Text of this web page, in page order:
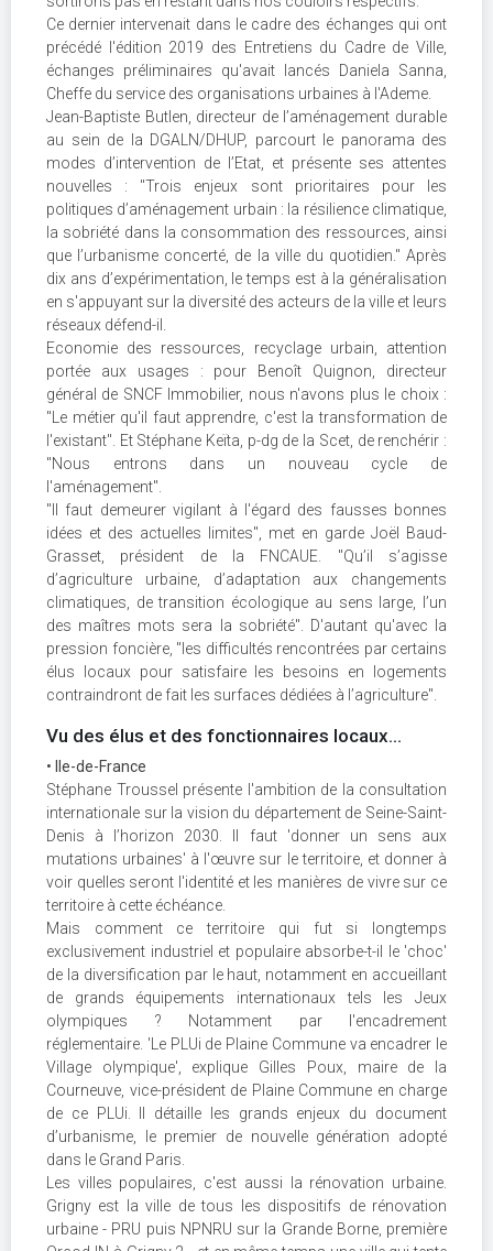
Ce dernier intervenait dans le cadre des échanges qui ont
précédé l'édition 2019 des Entretiens du Cadre de Ville,
échanges préliminaires qu'avait lancés Daniela Sanna,
Cheffe du service des organisations urbaines à l'Ademe.
Jean-Baptiste Butlen, directeur de l’aménagement durable
au sein de la DGALN/DHUP, parcourt le panorama des
modes d’intervention de l’Etat, et présente ses attentes
nouvelles : "Trois enjeux sont prioritaires pour les
politiques d’aménagement urbain : la résilience climatique,
la sobriété dans la consommation des ressources, ainsi
que l’urbanisme concerté, de la ville du quotidien." Après
dix ans d’expérimentation, le temps est à la généralisation
en s'appuyant sur la diversité des acteurs de la ville et leurs
réseaux défend-il.
Economie des ressources, recyclage urbain, attention
portée aux usages : pour Benoît Quignon, directeur
général de SNCF Immobilier, nous n'avons plus le choix :
"Le métier qu'il faut apprendre, c'est la transformation de
l'existant". Et Stéphane Keïta, p-dg de la Scet, de renchérir :
"Nous entrons dans un nouveau cycle de
l'aménagement".
"Il faut demeurer vigilant à l'égard des fausses bonnes
idées et des actuelles limites", met en garde Joël Baud-
Grasset, président de la FNCAUE. "Qu’il s’agisse
d’agriculture urbaine, d’adaptation aux changements
climatiques, de transition écologique au sens large, l’un
des maîtres mots sera la sobriété". D'autant qu'avec la
pression foncière, "les difficultés rencontrées par certains
élus locaux pour satisfaire les besoins en logements
contraindront de fait les surfaces dédiées à l’agriculture".
Vu des élus et des fonctionnaires locaux...
• Ile-de-France
Stéphane Troussel présente l'ambition de la consultation
internationale sur la vision du département de Seine-Saint-
Denis à l’horizon 2030. Il faut 'donner un sens aux
mutations urbaines' à l'œuvre sur le territoire, et donner à
voir quelles seront l'identité et les manières de vivre sur ce
territoire à cette échéance.
Mais comment ce territoire qui fut si longtemps
exclusivement industriel et populaire absorbe-t-il le 'choc'
de la diversification par le haut, notamment en accueillant
de grands équipements internationaux tels les Jeux
olympiques ? Notamment par l'encadrement
réglementaire. 'Le PLUi de Plaine Commune va encadrer le
Village olympique', explique Gilles Poux, maire de la
Courneuve, vice-président de Plaine Commune en charge
de ce PLUi. Il détaille les grands enjeux du document
d’urbanisme, le premier de nouvelle génération adopté
dans le Grand Paris.
Les villes populaires, c'est aussi la rénovation urbaine.
Grigny est la ville de tous les dispositifs de rénovation
urbaine - PRU puis NPNRU sur la Grande Borne, première